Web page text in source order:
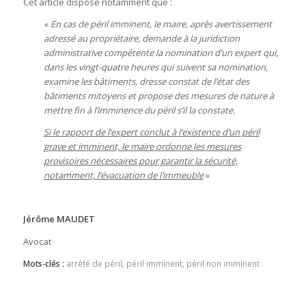
« En cas de péril imminent, le maire, après avertissement
adressé au propriétaire, demande à la juridiction
administrative compétente la nomination d’un expert qui,
dans les vingt-quatre heures qui suivent sa nomination,
examine les bâtiments, dresse constat de l’état des
bâtiments mitoyens et propose des mesures de nature à
mettre fin à l’imminence du péril s’il la constate.
Si le rapport de l’expert conclut à l’existence d’un péril
grave et imminent, le maire ordonne les mesures
provisoires nécessaires pour garantir la sécurité,
notamment, l’évacuation de l’immeuble»
Jérôme MAUDET
Avocat
Mots-clés : arrêté de péril péril imminent, péril non imminent